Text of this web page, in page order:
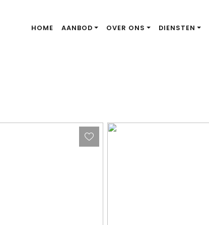
HOME AANBOD OVER ONS DIENSTEN